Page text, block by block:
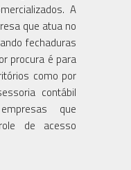
A
que atua no
fechaduras
procura é para
como por
contábil
que
de acesso